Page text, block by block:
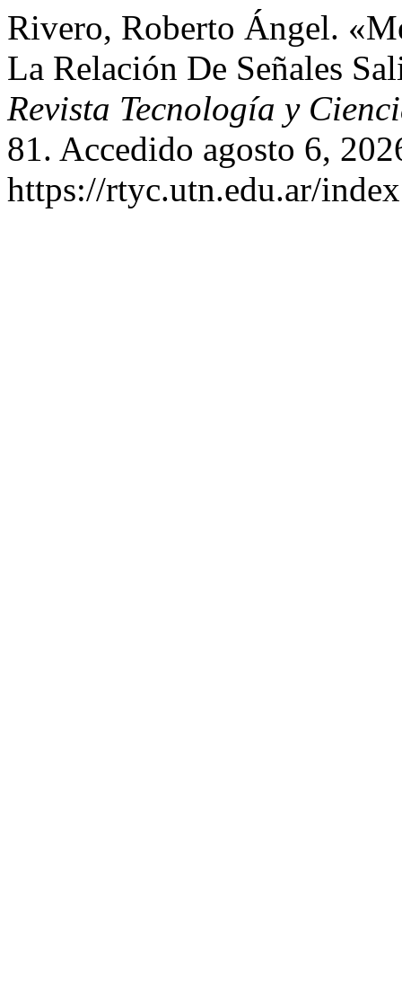
Rivero, Roberto Ángel.
La Relación De Señales
Revista Tecnología y
81. Accedido agosto 6,
https://rtyc.utn.edu.ar/